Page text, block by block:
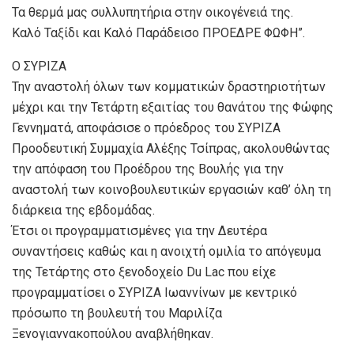
Τα θερμά μας συλλυπητήρια στην οικογένειά της.
Καλό Ταξίδι και Καλό Παράδεισο ΠΡΟΕΔΡΕ ΦΩΦΗ”.
Ο ΣΥΡΙΖΑ
Την αναστολή όλων των κομματικών δραστηριοτήτων
μέχρι και την Τετάρτη εξαιτίας του θανάτου της Φώφης
Γεννηματά, αποφάσισε ο πρόεδρος του ΣΥΡΙΖΑ
Προοδευτική Συμμαχία Αλέξης Τσίπρας, ακολουθώντας
την απόφαση του Προέδρου της Βουλής για την
αναστολή των κοινοβουλευτικών εργασιών καθ’ όλη τη
διάρκεια της εβδομάδας.
Έτσι οι προγραμματισμένες για την Δευτέρα
συναντήσεις καθώς και η ανοιχτή ομιλία το απόγευμα
της Τετάρτης στο ξενοδοχείο Du Lac που είχε
προγραμματίσει ο ΣΥΡΙΖΑ Ιωαννίνων με κεντρικό
πρόσωπο τη βουλευτή του Μαριλίζα
Ξενογιαννακοπούλου αναβλήθηκαν.